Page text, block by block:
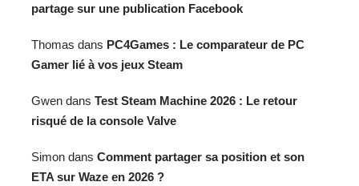
partage sur une publication Facebook
Thomas dans PC4Games : Le comparateur de PC
Gamer lié à vos jeux Steam
Gwen dans Test Steam Machine 2026 : Le retour
risqué de la console Valve
Simon dans Comment partager sa position et son
ETA sur Waze en 2026 ?